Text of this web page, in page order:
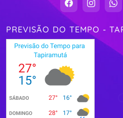
PREVISÃO DO TEMPO -